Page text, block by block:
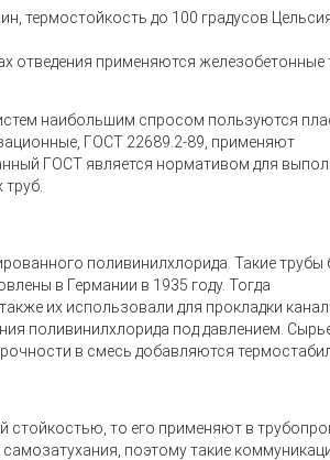
термостойкость до 100 градусов
отведения применяются железобетонные
наибольшим спросом пользуются
ГОСТ 22689.2-89, применяют
ГОСТ является нормативом для
поливинилхлорида. Такие трубы
в Германии в 1935 году. Тогда
их использовали для прокладки
поливинилхлорида под давлением.
в смесь добавляются
стойкостью, то его применяют в
поэтому такие